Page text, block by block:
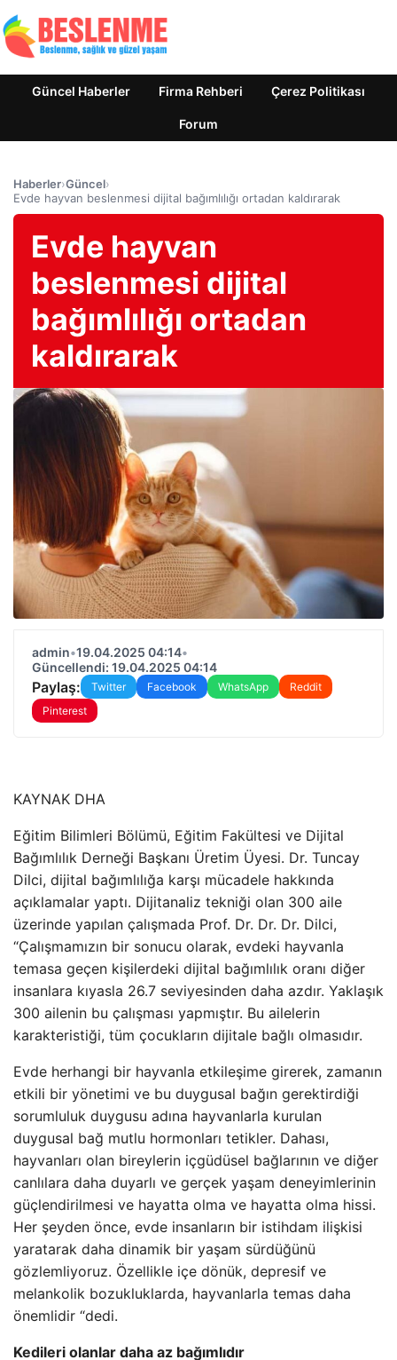
Güncel Haberler Firma Rehberi Çerez Politikası
Forum
Haberler›Güncel›
Evde hayvan beslenmesi dijital bağımlılığı ortadan kaldırarak
Evde hayvan
beslenmesi dijital
bağımlılığı ortadan
kaldırarak
admin•19.04.2025 04:14•
Güncellendi: 19.04.2025 04:14
Paylaş: Twitter Facebook WhatsApp
Reddit
Pinterest
KAYNAK DHA
Eğitim Bilimleri Bölümü, Eğitim Fakültesi ve Dijital
Bağımlılık Derneği Başkanı Üretim Üyesi. Dr. Tuncay
Dilci, dijital bağımlılığa karşı mücadele hakkında
açıklamalar yaptı. Dijitanaliz tekniği olan 300 aile
üzerinde yapılan çalışmada Prof. Dr. Dr. Dr. Dilci,
“Çalışmamızın bir sonucu olarak, evdeki hayvanla
temasa geçen kişilerdeki dijital bağımlılık oranı diğer
insanlara kıyasla 26.7 seviyesinden daha azdır. Yaklaşık
300 ailenin bu çalışması yapmıştır. Bu ailelerin
karakteristiği, tüm çocukların dijitale bağlı olmasıdır.
Evde herhangi bir hayvanla etkileşime girerek, zamanın
etkili bir yönetimi ve bu duygusal bağın gerektirdiği
sorumluluk duygusu adına hayvanlarla kurulan
duygusal bağ mutlu hormonları tetikler. Dahası,
hayvanları olan bireylerin içgüdüsel bağlarının ve diğer
canlılara daha duyarlı ve gerçek yaşam deneyimlerinin
güçlendirilmesi ve hayatta olma ve hayatta olma hissi.
Her şeyden önce, evde insanların bir istihdam ilişkisi
yaratarak daha dinamik bir yaşam sürdüğünü
gözlemliyoruz. Özellikle içe dönük, depresif ve
melankolik bozukluklarda, hayvanlarla temas daha
önemlidir “dedi.
Kedileri olanlar daha az bağımlıdır